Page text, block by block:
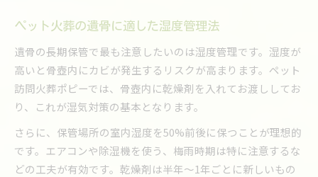
ペット火葬の遺骨を守る生活習慣を解説
ペット火葬の遺骨に適した湿度管理法
遺骨の長期保管で最も注意したいのは湿度管理です。湿度が
高いと骨壺内にカビが発生するリスクが高まります。ペット
訪問火葬ポピーでは、骨壺内に乾燥剤を入れてお渡ししてお
り、これが湿気対策の基本となります。
さらに、保管場所の室内湿度を50%前後に保つことが理想的
です。エアコンや除湿機を使う、梅雨時期は特に注意するな
どの工夫が有効です。乾燥剤は半年〜1年ごとに新しいもの